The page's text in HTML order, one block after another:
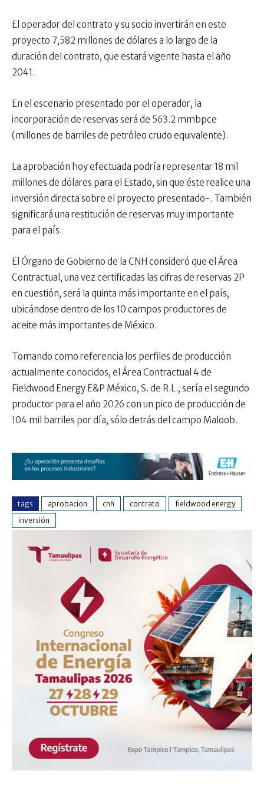
El operador del contrato y su socio invertirán en este
proyecto 7,582 millones de dólares a lo largo de la
duración del contrato, que estará vigente hasta el año
2041.
En el escenario presentado por el operador, la
incorporación de reservas será de 563.2 mmbpce
(millones de barriles de petróleo crudo equivalente).
La aprobación hoy efectuada podría representar 18 mil
millones de dólares para el Estado, sin que éste realice una
inversión directa sobre el proyecto presentado-. También
significará una restitución de reservas muy importante
para el país.
El Órgano de Gobierno de la CNH consideró que el Área
Contractual, una vez certificadas las cifras de reservas 2P
en cuestión, será la quinta más importante en el país,
ubicándose dentro de los 10 campos productores de
aceite más importantes de México.
Tomando como referencia los perfiles de producción
actualmente conocidos, el Área Contractual 4 de
Fieldwood Energy E&P México, S. de R.L., sería el segundo
productor para el año 2026 con un pico de producción de
104 mil barriles por día, sólo detrás del campo Maloob.
tags aprobacion cnh contrato
fieldwood energy
inversión